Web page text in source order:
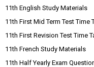
11th English Study Materials
11th First Mid Term Test Time
11th First Revision Test Time
11th French Study Materials
11th Half Yearly Exam